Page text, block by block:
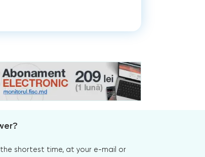
shortest time, at your e-mail or